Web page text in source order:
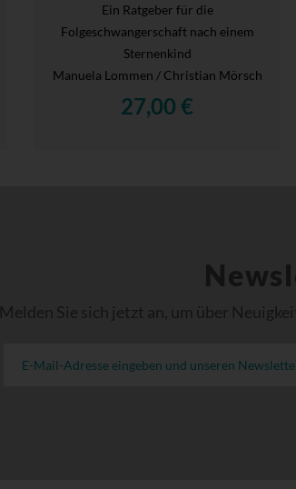
Ein Ratgeber für die
Folgeschwangerschaft nach einem
Sternenkind
Manuela Lommen / Christian Mörsch
27,00 €
Melden Sie sich jetzt an, um über